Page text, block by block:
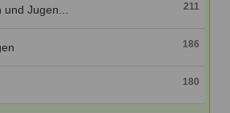
Jugen... 211
186
180